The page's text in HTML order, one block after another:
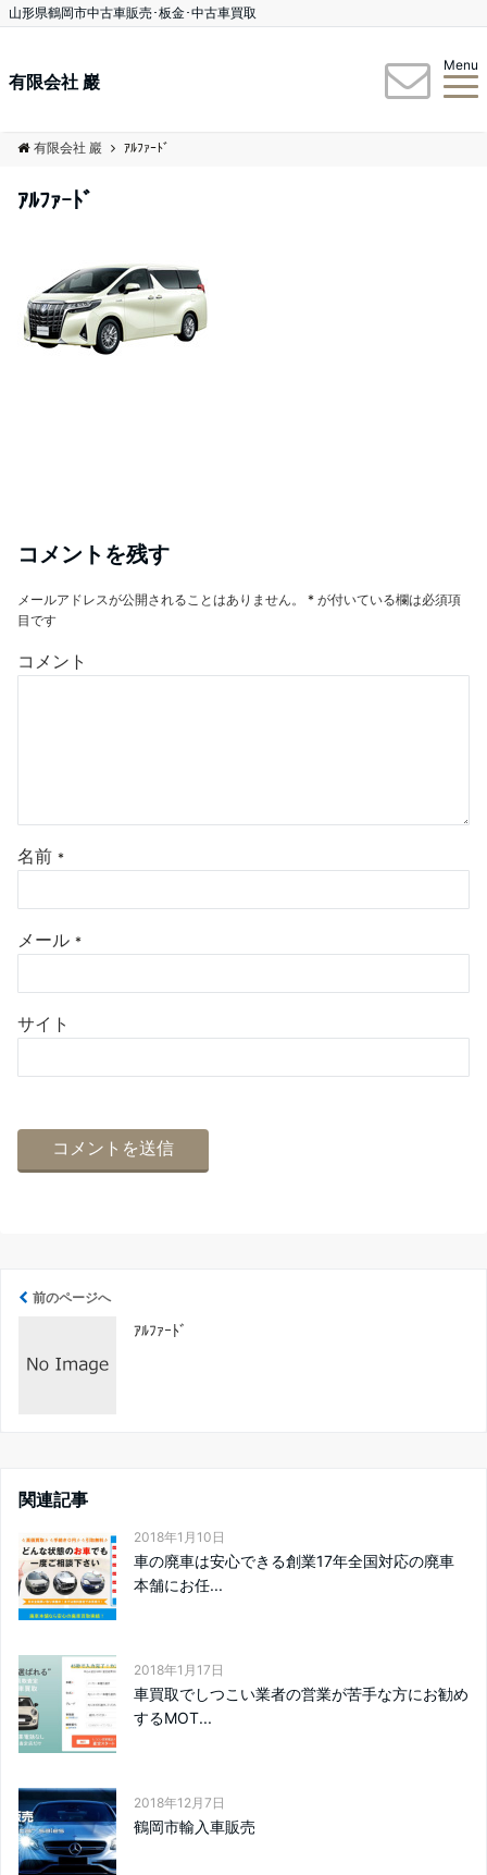
山形県鶴岡市中古車販売･板金･中古車買取
有限会社 巖
Menu
有限会社 巖 ｱﾙﾌｧｰﾄﾞ
ｱﾙﾌｧｰﾄﾞ
コメントを残す
メールアドレスが公開されることはありません。 * が付いている欄は必須項
目です
コメント
名前 *
メール *
サイト
前のページへ
ｱﾙﾌｧｰﾄﾞ
関連記事
2018年1月10日
車の廃車は安心できる創業17年全国対応の廃車
本舗にお任...
2018年1月17日
車買取でしつこい業者の営業が苦手な方にお勧め
するMOT...
2018年12月7日
鶴岡市輸入車販売